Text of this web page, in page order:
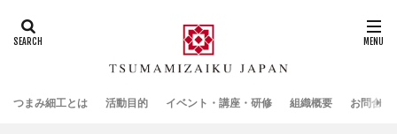
つまみ細工とは 活動目的 イベント・講座・研修 組織概要 お問合せ